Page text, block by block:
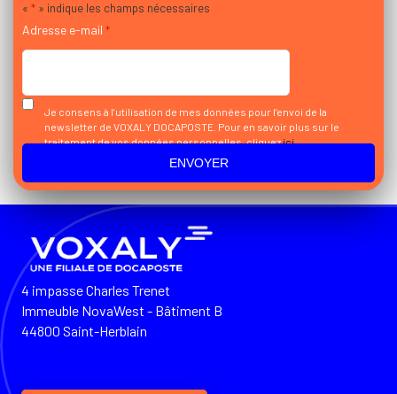
« * » indique les champs nécessaires
Adresse e-mail *
Je consens à l’utilisation de mes données pour l’envoi de la
newsletter de VOXALY DOCAPOSTE. Pour en savoir plus sur le
traitement de vos données personnelles, cliquezici
4 impasse Charles Trenet
Immeuble NovaWest - Bâtiment B
44800 Saint-Herblain